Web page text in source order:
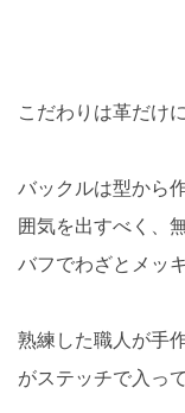
こだわりは革だけ
バックルは型から
囲気を出すべく、
バフでわざとメッ
熟練した職人が手
がステッチで入っ